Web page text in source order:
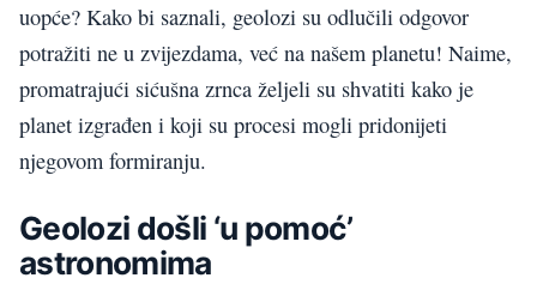
uopće? Kako bi saznali, geolozi su odlučili odgovor
potražiti ne u zvijezdama, već na našem planetu! Naime,
promatrajući sićušna zrnca željeli su shvatiti kako je
planet izgrađen i koji su procesi mogli pridonijeti
njegovom formiranju.
Geolozi došli ‘u pomoć’
astronomima